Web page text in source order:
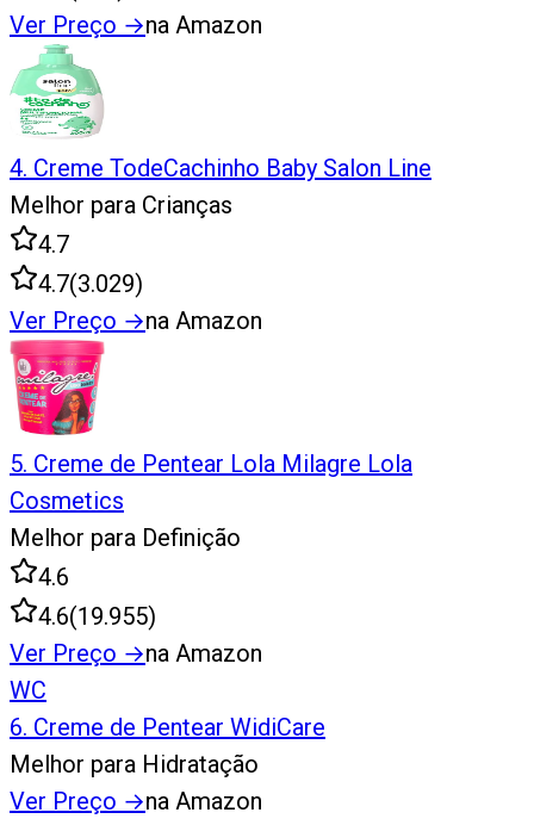
Ver Preço →na Amazon
4. Creme TodeCachinho Baby Salon Line
Melhor para Crianças
4.7
4.7(3.029)
Ver Preço →na Amazon
5. Creme de Pentear Lola Milagre Lola
Cosmetics
Melhor para Definição
4.6
4.6(19.955)
Ver Preço →na Amazon
WC
6. Creme de Pentear WidiCare
Melhor para Hidratação
Ver Preço →na Amazon